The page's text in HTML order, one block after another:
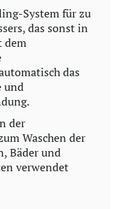
System für zu
das sonst in
dem
das
und
der
Waschen der
Bäder und
verwendet